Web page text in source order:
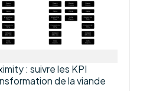
: suivre les KPI
de la viande